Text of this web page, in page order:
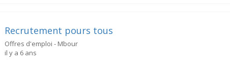
Recrutement pours tous
Offres d'emploi - Mbour
il y a 6 ans